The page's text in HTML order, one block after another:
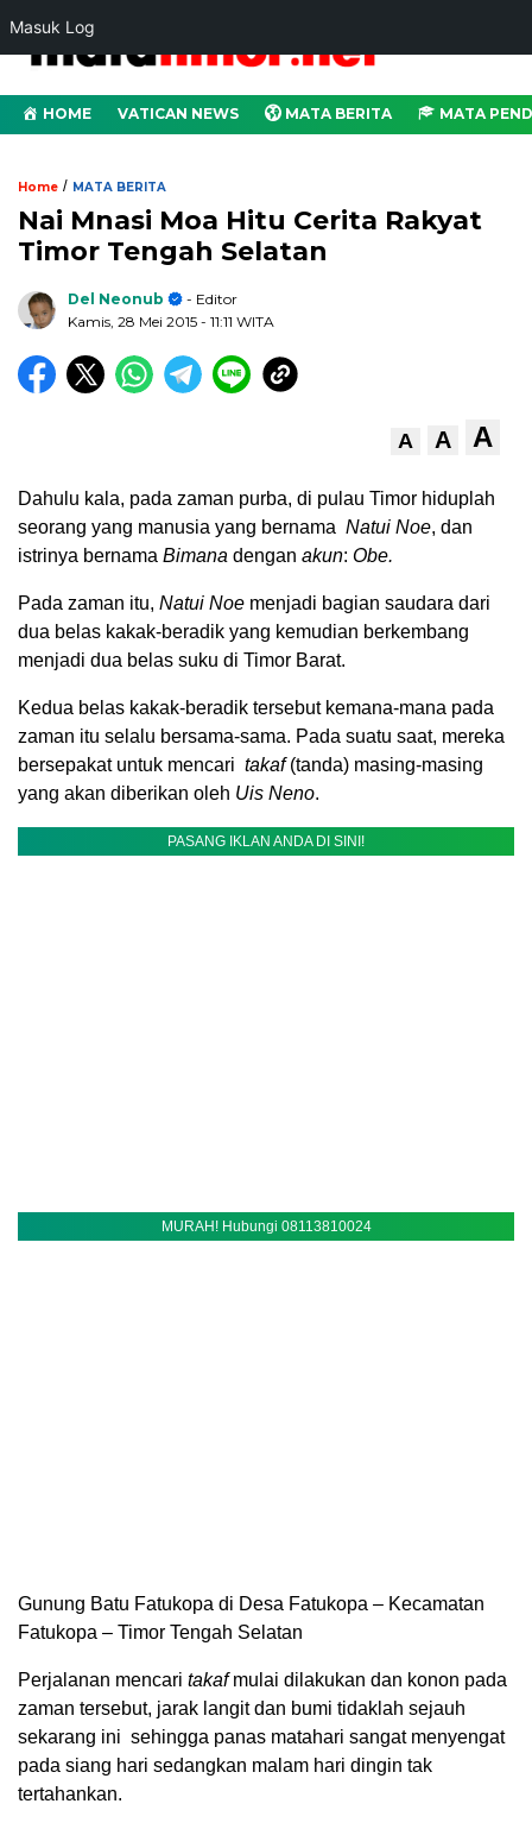
Masuk Log
HOME VATICAN NEWS MATA BERITA MATA
Home / MATA BERITA
Nai Mnasi Moa Hitu Cerita Rakyat
Timor Tengah Selatan
Del Neonub
- Editor
Kamis, 28 Mei 2015 - 11:11 WITA
A A A
Dahulu kala, pada zaman purba, di pulau Timor hiduplah
seorang yang manusia yang bernama Natui Noe, dan
istrinya bernama Bimana dengan akun: Obe.
Pada zaman itu, Natui Noe menjadi bagian saudara dari
dua belas kakak-beradik yang kemudian berkembang
menjadi dua belas suku di Timor Barat.
Kedua belas kakak-beradik tersebut kemana-mana pada
zaman itu selalu bersama-sama. Pada suatu saat, mereka
bersepakat untuk mencari takaf(tanda) masing-masing
yang akan diberikan oleh Uis Neno.
PASANG IKLAN ANDA DI SINI!
MURAH! Hubungi 08113810024
Gunung Batu Fatukopa di Desa Fatukopa – Kecamatan
Fatukopa – Timor Tengah Selatan
Perjalanan mencari takafmulai dilakukan dan konon pada
zaman tersebut, jarak langit dan bumi tidaklah sejauh
sekarang ini sehingga panas matahari sangat menyengat
pada siang hari sedangkan malam hari dingin tak
tertahankan.